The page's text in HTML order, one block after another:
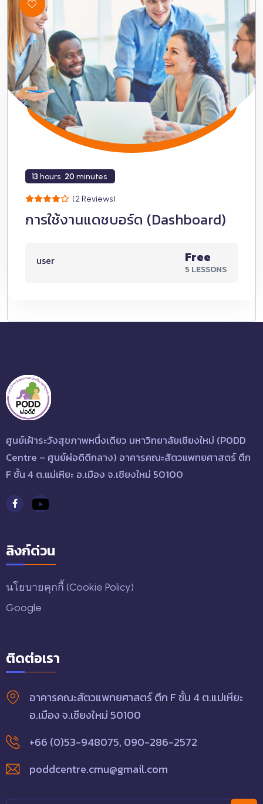
13 hours 20 minutes
(2 Reviews)
การใช้งานแดชบอร์ด (Dashboard)
user Free
5 LESSONS
ศูนย์เฝ้าระวังสุขภาพหนึ่งเดียว มหาวิทยาลัยเชียงใหม่ (PODD
Centre – ศูนย์ผ่อดีดีกลาง) อาคารคณะสัตวแพทยศาสตร์ ตึก
F ชั้น 4 ต.แม่เหียะ อ.เมือง จ.เชียงใหม่ 50100
ลิงก์ด่วน
นโยบายคุกกี้ (Cookie Policy)
Google
ติดต่อเรา
อาคารคณะสัตวแพทยศาสตร์ ตึก F ชั้น 4 ต.แม่เหียะ
อ.เมือง จ.เชียงใหม่ 50100
+66 (0)53-948075, 090-286-2572
poddcentre.cmu@gmail.com